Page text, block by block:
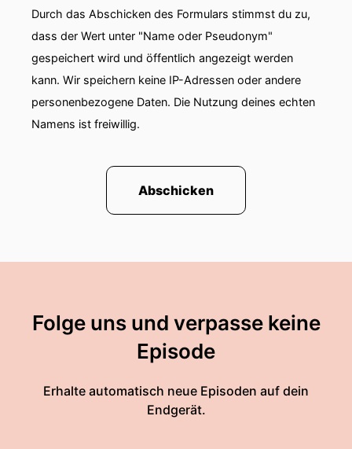
Durch das Abschicken des Formulars stimmst du zu,
dass der Wert unter "Name oder Pseudonym"
gespeichert wird und öffentlich angezeigt werden
kann. Wir speichern keine IP-Adressen oder andere
personenbezogene Daten. Die Nutzung deines echten
Namens ist freiwillig.
Abschicken
Folge uns und verpasse keine
Episode
Erhalte automatisch neue Episoden auf dein
Endgerät.